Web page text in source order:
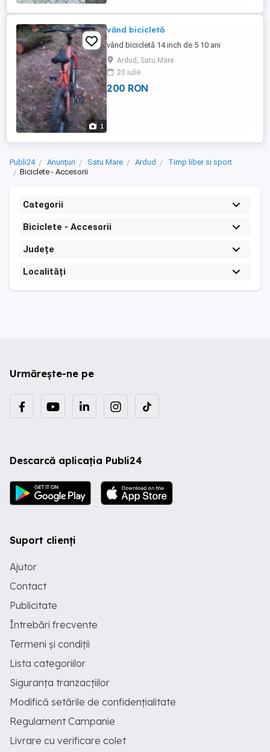
1
vănd bicicletă
vând bicicletă 14 inch de 5 10 ani
Ardud, Satu Mare
20 iulie
200 RON
Publi24 Anunțuri Satu Mare Ardud
Timp liber si sport
Biciclete - Accesorii
Categorii
Biciclete - Accesorii
Județe
Localități
Urmărește-ne pe
Descarcă aplicația Publi24
Suport clienți
Ajutor
Contact
Publicitate
Întrebări frecvente
Termeni și condiții
Lista categoriilor
Siguranța tranzacțiilor
Modifică setările de confidențialitate
Regulament Campanie
Livrare cu verificare colet